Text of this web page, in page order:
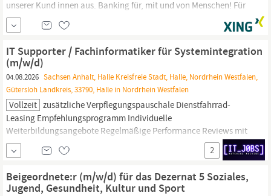
unserer Kund innen aus. Banking für, mit und von Menschen! Für
unseren Bereich Vertrieb suchen wir dich als Team Lead
Kundendialog (w/m/div) Berlin / Brandenburg,
| Vollzeit Hier darfst du dich austoben: Fachliche
Führung: In...
IT Supporter / Fachinformatiker für Systemintegration
(m/w/d)
04.08.2026 Sachsen Anhalt, Halle Kreisfreie Stadt, Halle, Nordrhein Westfalen,
Gütersloh Landkreis, 33790, Halle in Nordrhein Westfalen
Vollzeit zusätzliche Verpflegungspauschale Dienstfahrrad-
Leasing Empfehlungsprogramm Individuelle
Weiterbildungsangebote Regelmäßige Performance Reviews mit
Möglichkeit zur Gehaltsoptimierung Work-Life-Portal mit Sport-
und Gesundheitsangeboten
Unternehmens werden möchtest, sende uns deine Bewerbung!
2
Beigeordnete:r (m/w/d) für das Dezernat 5 Soziales,
Jugend, Gesundheit, Kultur und Sport